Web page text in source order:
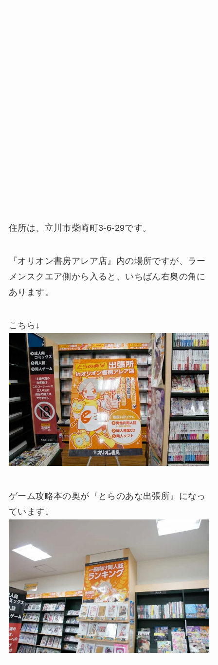
住所は、立川市柴崎町3-6-29です。
『オリオン書房アレア店』内の場所ですが、ラー
メンスクエア側から入ると、いちばん右奥の角に
あります。
こちら↓
ゲーム攻略本の奥が『とらのあな出張所』になっ
ています↓